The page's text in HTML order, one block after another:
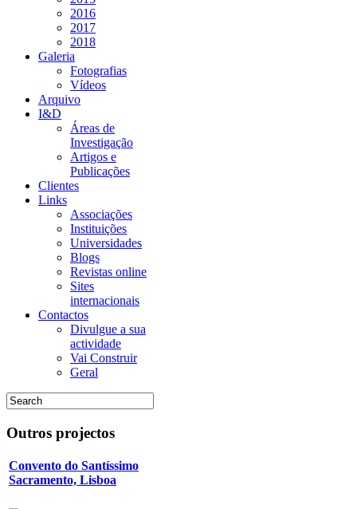
2016
2017
2018
Galeria
Fotografias
Vídeos
Arquivo
I&D
Áreas de
Investigação
Artigos e
Publicações
Clientes
Links
Associações
Instituições
Universidades
Blogs
Revistas online
Sites
internacionais
Contactos
Divulgue a sua
actividade
Vai Construir
Geral
Outros projectos
Convento do Santíssimo
Sacramento, Lisboa